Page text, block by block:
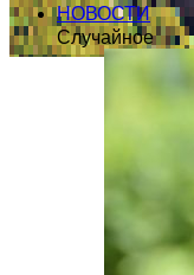
НОВОСТИ
Случайное